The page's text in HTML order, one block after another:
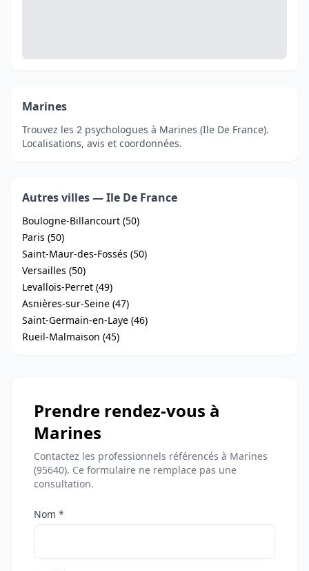
Marines
Trouvez les 2 psychologues à Marines (Ile De France).
Localisations, avis et coordonnées.
Autres villes — Ile De France
Boulogne-Billancourt (50)
Paris (50)
Saint-Maur-des-Fossés (50)
Versailles (50)
Levallois-Perret (49)
Asnières-sur-Seine (47)
Saint-Germain-en-Laye (46)
Rueil-Malmaison (45)
Prendre rendez-vous à
Marines
Contactez les professionnels référencés à Marines
(95640). Ce formulaire ne remplace pas une
consultation.
Nom *